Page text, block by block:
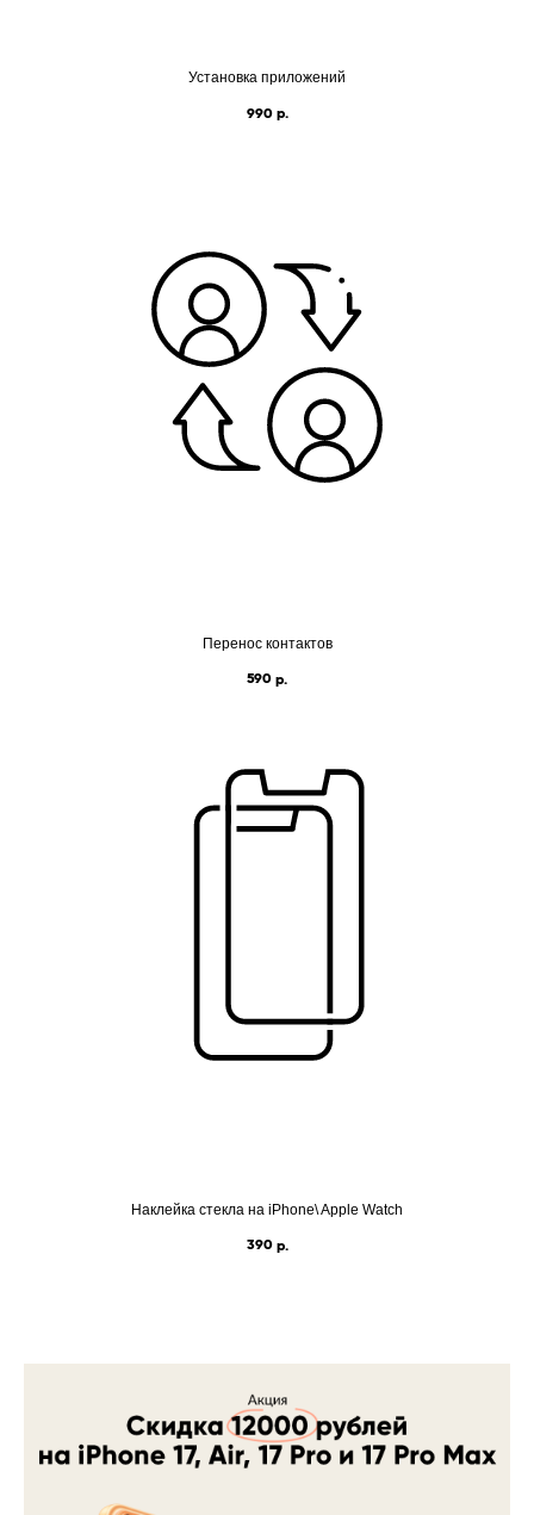
Установка приложений
990 р.
Перенос контактов
590 р.
Наклейка стекла на iPhone\ Apple Watch
390 р.